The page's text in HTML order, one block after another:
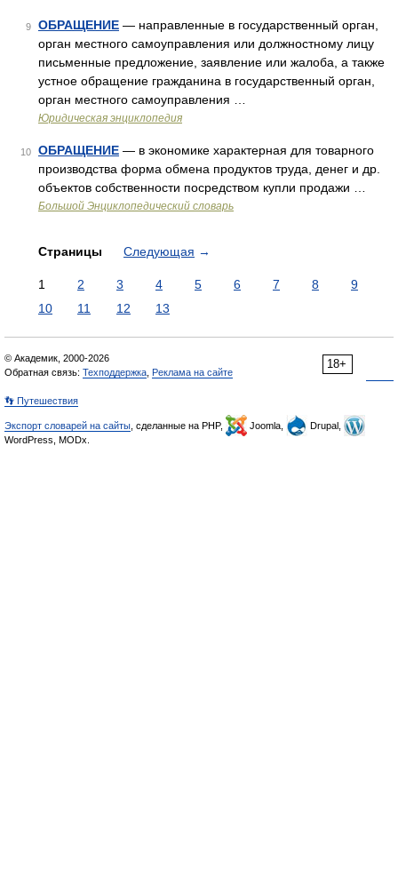
9 ОБРАЩЕНИЕ — направленные в государственный орган,
орган местного самоуправления или должностному лицу
письменные предложение, заявление или жалоба, а также
устное обращение гражданина в государственный орган,
орган местного самоуправления …
Юридическая энциклопедия
10 ОБРАЩЕНИЕ — в экономике характерная для товарного
производства форма обмена продуктов труда, денег и др.
объектов собственности посредством купли продажи …
Большой Энциклопедический словарь
Страницы Следующая →
1 2 3 4 5 6 7 8
9
10
11 12 13
18+
© Академик, 2000-2026
Обратная связь: Техподдержка Реклама на сайте
👣 Путешествия
Экспорт словарей на сайты , сделанные на PHP, Joomla,
Drupal,
WordPress, MODx.